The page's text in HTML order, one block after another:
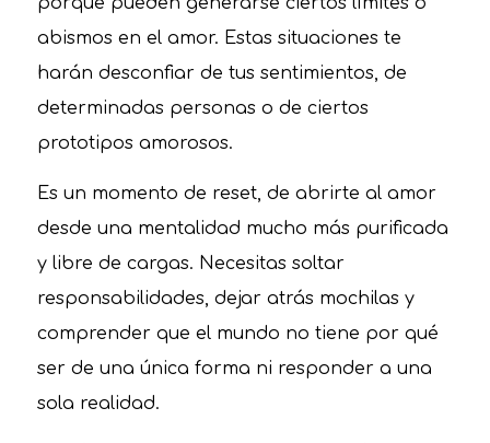
abismos en el amor. Estas situaciones te
harán desconfiar de tus sentimientos, de
determinadas personas o de ciertos
prototipos amorosos.
Es un momento de reset, de abrirte al amor
desde una mentalidad mucho más purificada
y libre de cargas. Necesitas soltar
responsabilidades, dejar atrás mochilas y
comprender que el mundo no tiene por qué
ser de una única forma ni responder a una
sola realidad.